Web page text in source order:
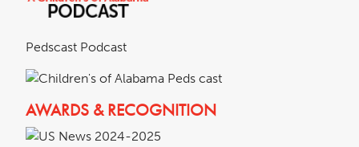
Pedscast Podcast
AWARDS & RECOGNITION